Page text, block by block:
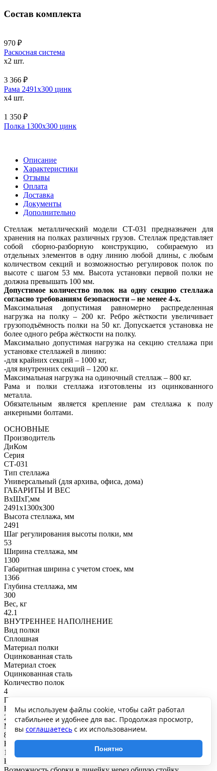
Состав комплекта
970 ₽
Раскосная система
x2 шт.
3 366 ₽
Рама 2491x300 цинк
x4 шт.
1 350 ₽
Полка 1300x300 цинк
Описание
Характеристики
Отзывы
Оплата
Доставка
Документы
Дополнительно
Стеллаж металлический модели СТ-031 предназначен для
хранения на полках различных грузов. Стеллаж представляет
собой сборно-разборную конструкцию, собираемую из
отдельных элементов в одну линию любой длины, с любым
количеством секций и возможностью регулировок полок по
высоте с шагом 53 мм. Высота установки первой полки не
должна превышать 100 мм.
Допустимое количество полок на одну секцию стеллажа
согласно требованиям безопасности – не менее 4-х.
Максимальная допустимая равномерно распределенная
нагрузка на полку – 200 кг. Ребро жёсткости увеличивает
грузоподъёмность полки на 50 кг. Допускается установка не
более одного ребра жёсткости на полку.
Максимально допустимая нагрузка на секцию стеллажа при
установке стеллажей в линию:
-для крайних секций – 1000 кг,
-для внутренних секций – 1200 кг.
Максимальная нагрузка на одиночный стеллаж – 800 кг.
Рама и полки стеллажа изготовлены из оцинкованного
металла.
Обязательным является крепление рам стеллажа к полу
анкерными болтами.
ОСНОВНЫЕ
Производитель
ДиКом
Серия
СТ-031
Тип стеллажа
Универсальный (для архива, офиса, дома)
ГАБАРИТЫ И ВЕС
ВхШхГ,мм
2491x1300x300
Высота стеллажа, мм
2491
Шаг регулирования высоты полки, мм
53
Ширина стеллажа, мм
1300
Габаритная ширина с учетом стоек, мм
1366
Глубина стеллажа, мм
300
Вес, кг
42.1
ВНУТРЕННЕЕ НАПОЛНЕНИЕ
Вид полки
Сплошная
Материал полки
Оцинкованная сталь
Материал стоек
Оцинкованная сталь
Количество полок
4
ГРУЗОПОДЪЕМНОСТЬ
Нагрузка на полку, кг
200
Максимальная общая нагрузка, кг
800
Нагрузка на секцию, кг
1200
КРЕПЛЕНИЕ
Мы используем файлы cookie, чтобы сайт работал
стабильнее и удобнее для вас. Продолжая просмотр,
вы соглашаетесь с их использованием.
Понятно